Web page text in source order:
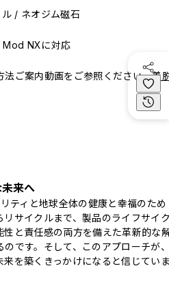
/ ネオジム磁石
Mod NXに対応
法ご案内動画をご参照ください。着
来へ
ティと地球全体の健康と幸福のため
リサイクルまで、製品のライフサイ
性と責任感の両方を備えた革新的な
です。そして、このアプローチが
を築くきっかけになると信じてい